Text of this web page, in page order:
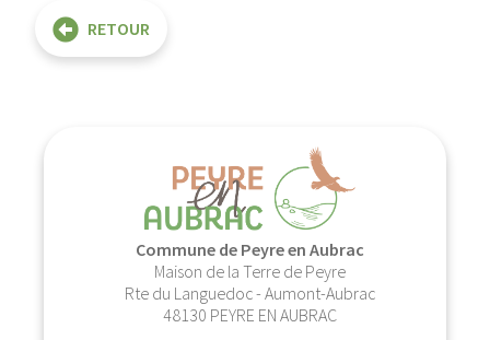
RETOUR
Commune de Peyre en Aubrac
Maison de la Terre de Peyre
Rte du Languedoc - Aumont-Aubrac
48130 PEYRE EN AUBRAC